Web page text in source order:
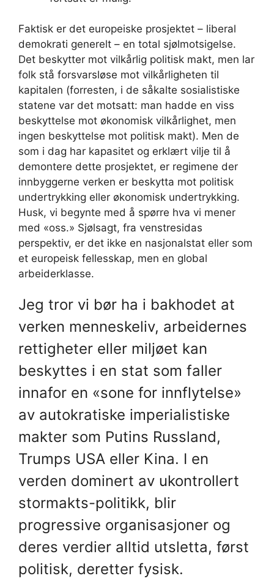
Faktisk er det europeiske prosjektet – liberal
demokrati generelt – en total sjølmotsigelse.
Det beskytter mot vilkårlig politisk makt, men lar
folk stå forsvarsløse mot vilkårligheten til
kapitalen (forresten, i de såkalte sosialistiske
statene var det motsatt: man hadde en viss
beskyttelse mot økonomisk vilkårlighet, men
ingen beskyttelse mot politisk makt). Men de
som i dag har kapasitet og erklært vilje til å
demontere dette prosjektet, er regimene der
innbyggerne verken er beskytta mot politisk
undertrykking eller økonomisk undertrykking.
Husk, vi begynte med å spørre hva vi mener
med «oss.» Sjølsagt, fra venstresidas
perspektiv, er det ikke en nasjonalstat eller som
et europeisk fellesskap, men en global
arbeiderklasse.
Jeg tror vi bør ha i bakhodet at
verken menneskeliv, arbeidernes
rettigheter eller miljøet kan
beskyttes i en stat som faller
innafor en «sone for innflytelse»
av autokratiske imperialistiske
makter som Putins Russland,
Trumps USA eller Kina. I en
verden dominert av ukontrollert
stormakts-politikk, blir
progressive organisasjoner og
deres verdier alltid utsletta, først
politisk, deretter fysisk.